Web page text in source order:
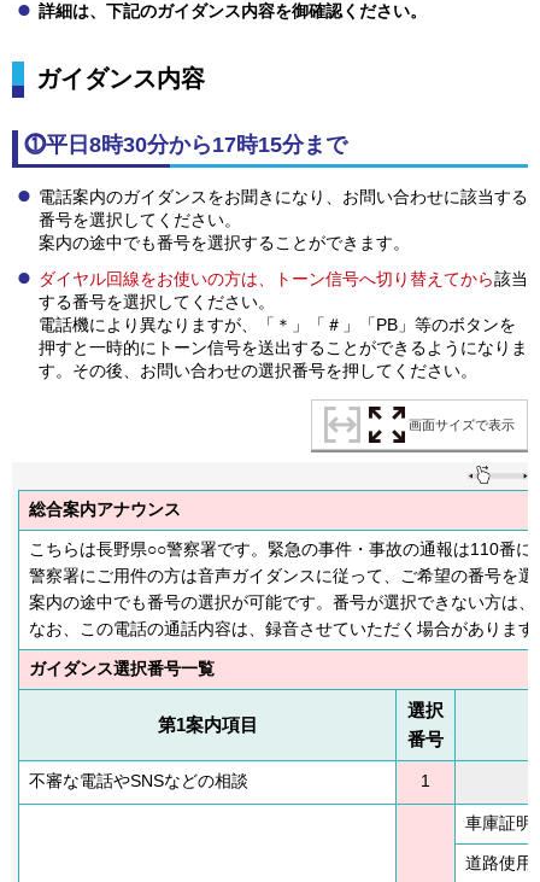
詳細は、下記のガイダンス内容を御確認ください。
ガイダンス内容
⓵平日8時30分から17時15分まで
電話案内のガイダンスをお聞きになり、お問い合わせに該当する
番号を選択してください。
案内の途中でも番号を選択することができます。
ダイヤル回線をお使いの方は、トーン信号へ切り替えてから該当
する番号を選択してください。
電話機により異なりますが、「＊」「＃」「PB」等のボタンを
押すと一時的にトーン信号を送出することができるようになりま
す。その後、お問い合わせの選択番号を押してください。
画面サイズで表示
総合案内アナウンス
こちらは長野県○○警察署です。緊急の事件・事故の通報は110番に
警察署にご用件の方は音声ガイダンスに従って、ご希望の番号を
案内の途中でも番号の選択が可能です。番号が選択できない方は
なお、この電話の通話内容は、録音させていただく場合があります
ガイダンス選択番号一覧
第1案内項目
選択
番号
不審な電話やSNSなどの相談 1
車庫証明
道路使用